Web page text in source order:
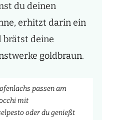
du deinen
erhitzt darin ein
brätst deine
goldbraun.
passen am
mit
oder du genießt